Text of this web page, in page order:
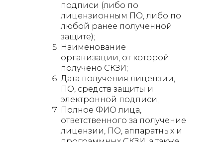
подписи (либо по
лицензионным ПО, либо по
любой ранее полученной
защите);
Наименование
организации, от которой
получено СКЗИ;
Дата получения лицензии,
ПО, средств защиты и
электронной подписи;
Полное ФИО лица,
ответственного за получение
лицензии, ПО, аппаратных и